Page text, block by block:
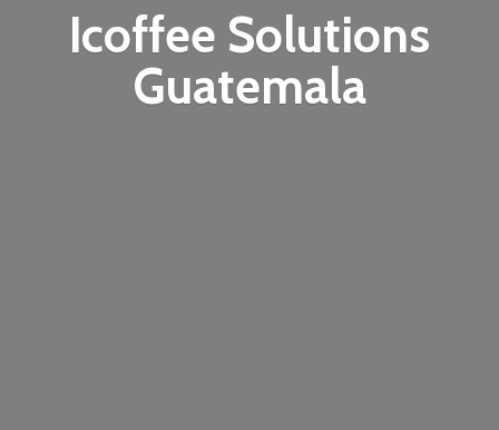
Icoffee Solutions
Guatemala